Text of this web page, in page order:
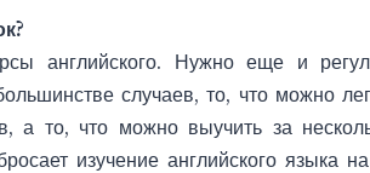
английского. Нужно еще и
случаев, то, что можно
а то, что можно выучить за
изучение английского языка